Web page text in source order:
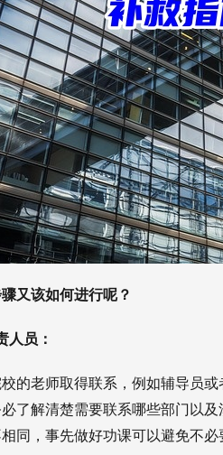
又该如何进行呢？
人员：
的老师取得联系，例如辅导员
了解清楚需要联系哪些部门以
同，事先做好功课可以避免不必